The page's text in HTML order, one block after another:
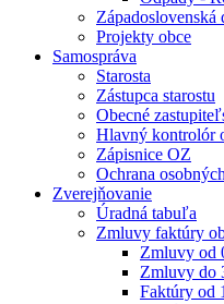
Západoslovenská
Projekty obce
Samospráva
Starosta
Zástupca starostu
Obecné
Hlavný kontrolór
Zápisnice OZ
Ochrana
Zverejňovanie
Úradná tabuľa
Zmluvy faktúry
Zmluvy od
Zmluvy do
Faktúry od